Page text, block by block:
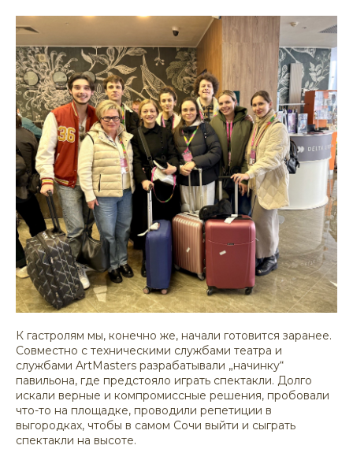
К гастролям мы, конечно же, начали готовится заранее.
Совместно с техническими службами театра и
службами ArtMasters разрабатывали „начинку“
павильона, где предстояло играть спектакли. Долго
искали верные и компромиссные решения, пробовали
что-то на площадке, проводили репетиции в
выгородках, чтобы в самом Сочи выйти и сыграть
спектакли на высоте.